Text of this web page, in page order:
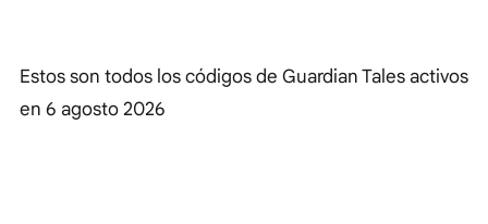
Estos son todos los códigos de Guardian Tales activos
en 6 agosto 2026